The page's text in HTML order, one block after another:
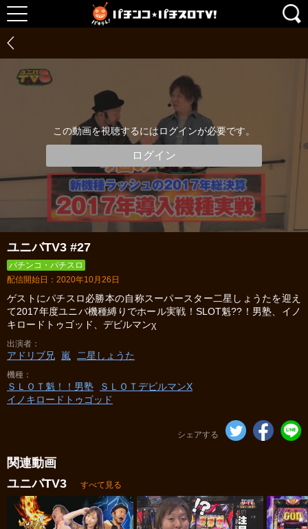
この動画を視聴するにはログインが必要です。
ログイン
ユニバTV3 #27
パチンコ・パチスロ
配信開始日：2020年10月26日
ゲストにパチスロ必勝本の自称スーパースター二星しょうたを迎え
て2017年度ユニバ機種縛りでホール実戦！SLOT魁??！男塾、イノ
キロードトゥゴッド、デビルマンχ
出演者
アドリブ兄 嵐 二星しょうた
機種
ＳＬＯＴ魁！！男塾
ＳＬＯＴデビルマンΧ
イノキロードトゥゴッド
シェアする
関連動画
ユニバTV3
すべて見る